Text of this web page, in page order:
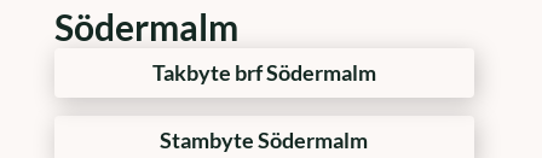
Södermalm
Takbyte brf Södermalm
Stambyte Södermalm